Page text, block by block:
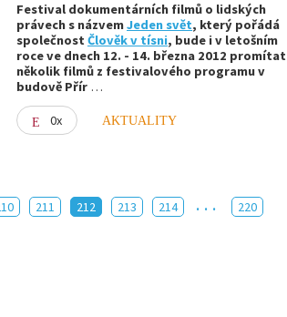
Festival dokumentárních filmů o lidských
právech s názvemJeden svět, který pořádá
společnost Člověk v tísni, bude i v letošním
roce ve dnech 12. - 14. března 2012 promítat
několik filmů z festivalového programu v
budově Přír …
0x AKTUALITY
211 212 213 214 ...
220